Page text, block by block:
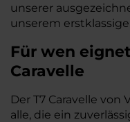
unserer
unserem
Für wen
Caravelle
Der T7 Caravelle
alle, die ein